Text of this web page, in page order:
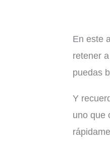
En este
retener
puedas
Y
uno que